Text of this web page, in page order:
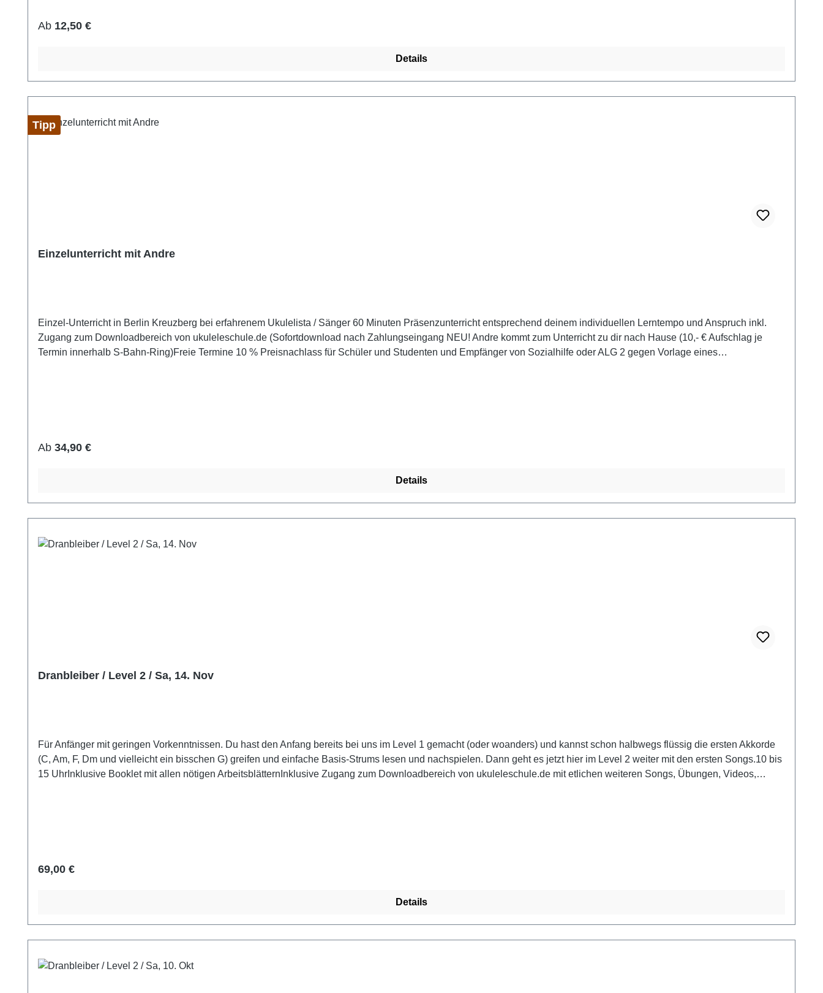
Regulärer Preis:
Ab 12,50 €
Details
Tipp
Einzelunterricht mit Andre
Einzel-Unterricht in Berlin Kreuzberg bei erfahrenem Ukulelista / Sänger 60 Minuten Präsenzunterricht entsprechend deinem individuellen Lerntempo und Anspruch inkl.
Zugang zum Downloadbereich von ukuleleschule.de (Sofortdownload nach Zahlungseingang NEU! Andre kommt zum Unterricht zu dir nach Hause (10,- € Aufschlag je
Termin innerhalb S-Bahn-Ring)Freie Termine 10 % Preisnachlass für Schüler und Studenten und Empfänger von Sozialhilfe oder ALG 2 gegen Vorlage eines
Regulärer Preis:
Ab 34,90 €
Details
Dranbleiber / Level 2 / Sa, 14. Nov
Für Anfänger mit geringen Vorkenntnissen. Du hast den Anfang bereits bei uns im Level 1 gemacht (oder woanders) und kannst schon halbwegs flüssig die ersten Akkorde
(C, Am, F, Dm und vielleicht ein bisschen G) greifen und einfache Basis-Strums lesen und nachspielen. Dann geht es jetzt hier im Level 2 weiter mit den ersten Songs.10 bis
15 UhrInklusive Booklet mit allen nötigen ArbeitsblätternInklusive Zugang zum Downloadbereich von ukuleleschule.de mit etlichen weiteren Songs, Übungen, Videos,
Regulärer Preis:
69,00 €
Details